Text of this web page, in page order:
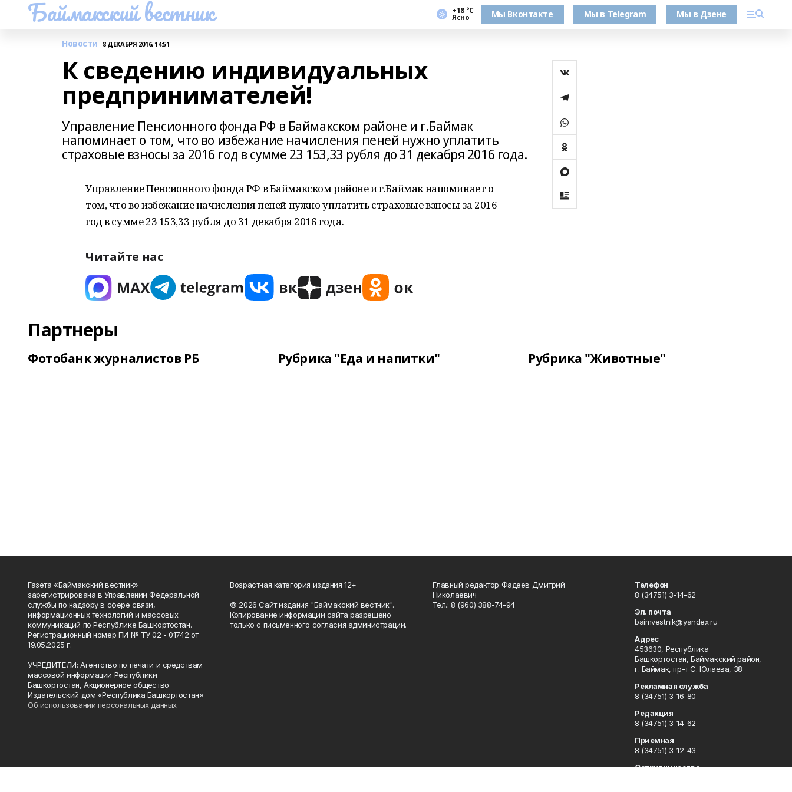
Баймакский вестник +18 °С
Ясно Мы Вконтакте Мы в Telegram Мы в Дзене
Новости 8 ДЕКАБРЯ 2016, 14:51
К сведению индивидуальных
предпринимателей!
Управление Пенсионного фонда РФ в Баймакском районе и г.Баймак
напоминает о том, что во избежание начисления пеней нужно уплатить
страховые взносы за 2016 год в сумме 23 153,33 рубля до 31 декабря 2016 года.
Управление Пенсионного фонда РФ в Баймакском районе и г.Баймак напоминает о
том, что во избежание начисления пеней нужно уплатить страховые взносы за 2016
год в сумме 23 153,33 рубля до 31 декабря 2016 года.
Читайте нас
Партнеры
Фотобанк журналистов РБ Рубрика "Еда и напитки" Рубрика "Животные"
Газета «Баймакский вестник»
зарегистрирована в Управлении Федеральной
службы по надзору в сфере связи,
информационных технологий и массовых
коммуникаций по Республике Башкортостан.
Регистрационный номер ПИ № ТУ 02 - 01742 от
19.05.2025 г.
УЧРЕДИТЕЛИ: Агентство по печати и средствам
массовой информации Республики
Башкортостан, Акционерное общество
Издательский дом «Республика Башкортостан»
Об использовании персональных данных
Возрастная категория издания 12+
© 2026 Сайт издания "Баймакский вестник".
Копирование информации сайта разрешено
только с письменного согласия администрации.
Главный редактор Фадеев Дмитрий
Николаевич
Тел.: 8 (960) 388-74-94
Телефон
8 (34751) 3-14-62
Эл. почта
baimvestnik@yandex.ru
Адрес
453630, Республика
Башкортостан, Баймакский район,
г. Баймак, пр-т С. Юлаева, 38
Рекламная служба
8 (34751) 3-16-80
Редакция
8 (34751) 3-14-62
Приемная
8 (34751) 3-12-43
Сотрудничество